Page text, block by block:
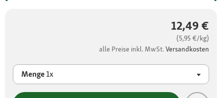
12,49 €
(5,95 €/kg)
alle Preise inkl. MwSt.Versandkosten
Menge1x